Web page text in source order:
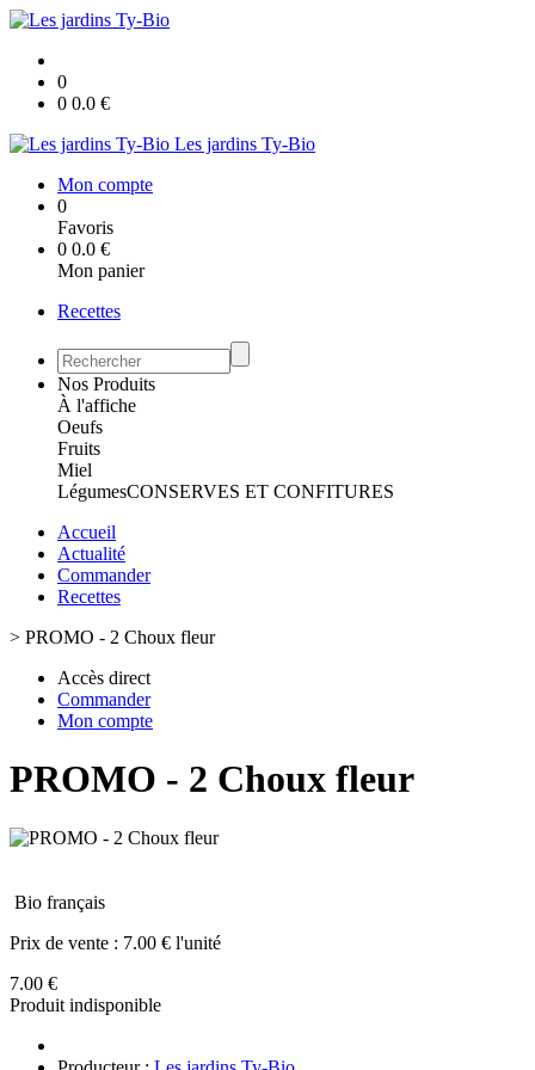
0
0 0.0 €
Les jardins Ty-Bio
Mon compte
0
Favoris
0 0.0 €
Mon panier
Recettes
Nos Produits
À l'affiche
Oeufs
Fruits
Miel
LégumesCONSERVES ET CONFITURES
Accueil
Actualité
Commander
Recettes
> PROMO - 2 Choux fleur
Accès direct
Commander
Mon compte
PROMO - 2 Choux fleur
Bio français
Prix de vente : 7.00 € l'unité
7.00 €
Produit indisponible